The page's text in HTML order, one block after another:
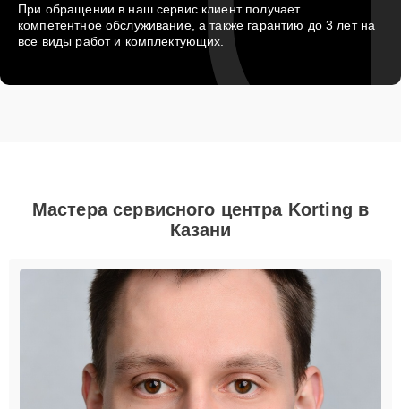
При обращении в наш сервис клиент получает
компетентное обслуживание, а также гарантию до 3 лет на
все виды работ и комплектующих.
Мастера сервисного центра Korting в
Казани